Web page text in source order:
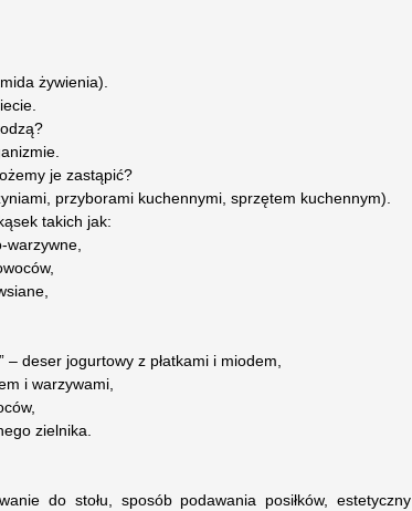
żywienia).
je zastąpić?
przyborami kuchennymi, sprzętem kuchennym).
takich jak:
warzywne,
deser jogurtowy z płatkami i miodem,
i warzywami,
zielnika.
do stołu, sposób podawania posiłków, estetyczny